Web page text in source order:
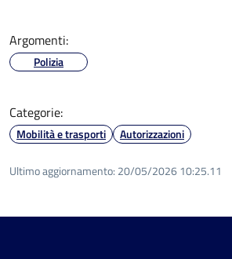
Argomenti:
Polizia
Categorie:
Mobilità e trasporti Autorizzazioni
Ultimo aggiornamento: 20/05/2026 10:25.11